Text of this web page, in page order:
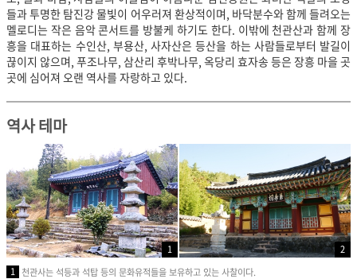
들과 투명한 탐진강 물빛이 어우러져 환상적이며, 바닥분수와 함께 들려오는
멜로디는 작은 음악 콘서트를 방불케 하기도 한다. 이밖에 천관산과 함께 장
흥을 대표하는 수인산, 부용산, 사자산은 등산을 하는 사람들로부터 발길이
끊이지 않으며, 푸조나무, 삼산리 후박나무, 옥당리 효자송 등은 장흥 마을 곳
곳에 심어져 오랜 역사를 자랑하고 있다.
역사 테마
1
2
1 천관사는 석등과 석탑 등의 문화유적들을 보유하고 있는 사찰이다.